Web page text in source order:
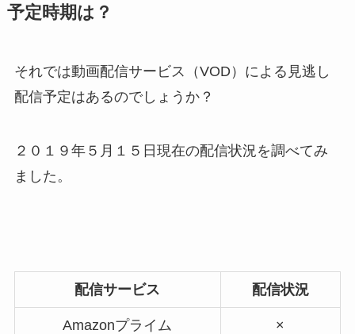
予定時期は？
それでは動画配信サービス（VOD）による見逃し
配信予定はあるのでしょうか？
２０１９年５月１５日現在の配信状況を調べてみ
ました。
配信サービス 配信状況
Amazonプライム ×